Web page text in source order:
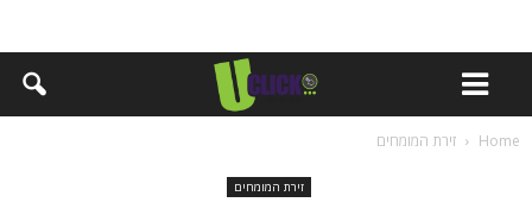
Home זירת המומחים
זירת המומחים